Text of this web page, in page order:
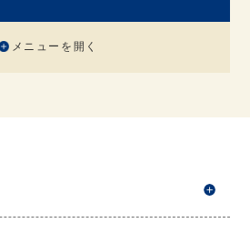
メニューを開く